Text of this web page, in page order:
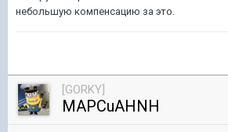
небольшую компенсацию за это.
[GORKY]
MAPCuAHNH